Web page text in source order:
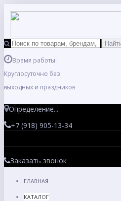
Время работы:
Круглосуточно без
выходных и праздников
Определение...
+7 (918) 905-13-34
Заказать звонок
ГЛАВНАЯ
КАТАЛОГ